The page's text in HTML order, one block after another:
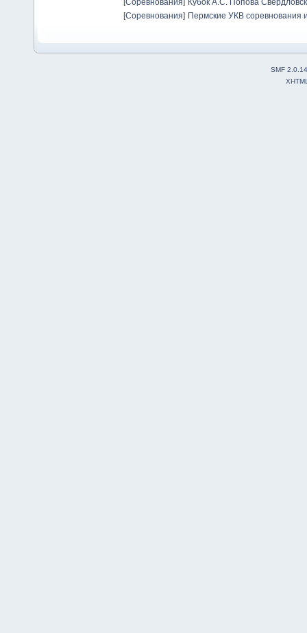
[Соревнования] Кубок А.С. Попова
[Соревнования] Пермские УКВ соревнования
SMF 2.0.14